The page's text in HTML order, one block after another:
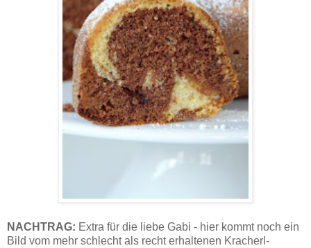
NACHTRAG: Extra für die liebe Gabi - hier kommt noch ein
Bild vom mehr schlecht als recht erhaltenen Kracherl-